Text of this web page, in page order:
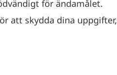
för ändamålet.
att skydda dina